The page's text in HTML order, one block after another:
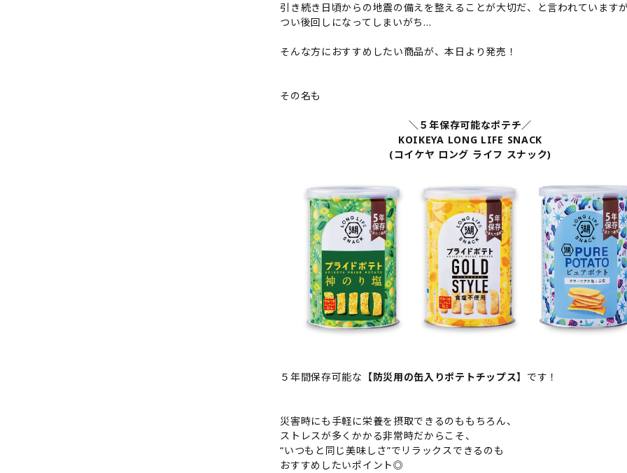
引き続き日頃からの地震の備えを整えることが大切だ、と言われています
つい後回しになってしまいがち…
そんな方におすすめしたい商品が、本日より発売！
その名も
＼５年保存可能なポテチ／
KOIKEYA LONG LIFE SNACK
(コイケヤ ロング ライフ スナック)
５年間保存可能な 【防災用の缶入りポテトチップス】 です！
災害時にも手軽に栄養を摂取できるのももちろん、
ストレスが多くかかる非常時だからこそ、
“いつもと同じ美味しさ”でリラックスできるのも
おすすめしたいポイント◎